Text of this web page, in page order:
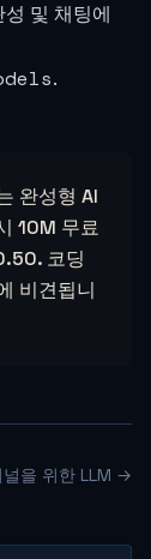
및 채팅에
.
완성형 AI
10M 무료
코딩
비견됩니
을 위한 LLM →